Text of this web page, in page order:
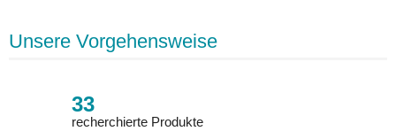
Unsere Vorgehensweise
33
recherchierte Produkte